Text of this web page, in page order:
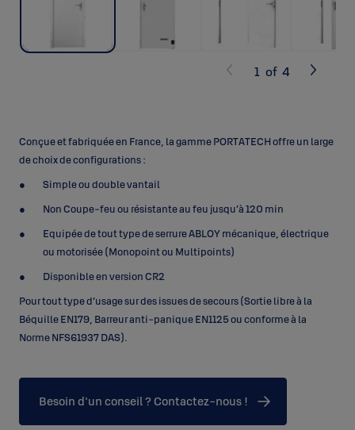
Conçue et fabriquée en France, la gamme PORTATECH offre un large
de choix de configurations :
Simple ou double vantail
Non Coupe-feu ou résistante au feu jusqu’à 120 min
Equipée de tout type de serrure ABLOY mécanique, électrique
ou motorisée (Monopoint ou Multipoints)
Disponible en version CR2
Pour tout type d’usage sur des issues de secours (Sortie libre à la
Béquille EN179, Barreur anti-panique EN1125 ou conforme à la
Norme NFS61937 DAS).
Besoin d'un conseil ? Contactez-nous !
1 of 4